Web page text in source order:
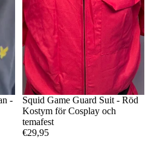
-
Squid Game Guard Suit - Röd
Kostym för Cosplay och
temafest
€29,95